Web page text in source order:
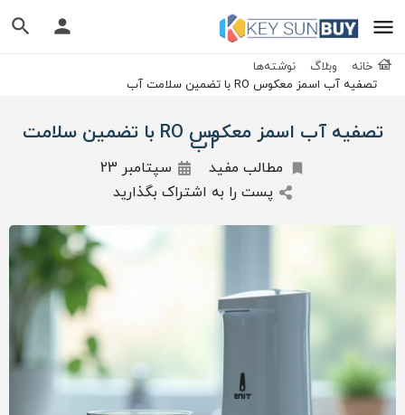
خانه وبلاگ
نوشته‌ها
تصفیه آب اسمز معکوس RO با تضمین سلامت آب
تصفیه آب اسمز معکوس RO با تضمین سلامت آب
مطالب مفید
سپتامبر 23
پست را به اشتراک بگذارید